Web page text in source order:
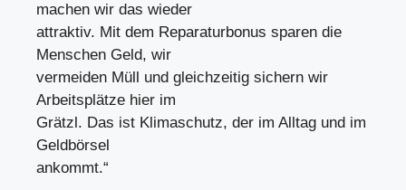
machen wir das wieder
attraktiv. Mit dem Reparaturbonus sparen die
Menschen Geld, wir
vermeiden Müll und gleichzeitig sichern wir
Arbeitsplätze hier im
Grätzl. Das ist Klimaschutz, der im Alltag und im
Geldbörsel
ankommt.“